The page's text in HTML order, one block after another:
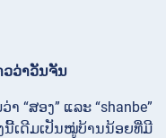
ວວ່າວັນຈັນ
“ສອງ” ແລະ “shanbe”
ນີ້ເດີມເປັນໝູ່ບ້ານນ້ອຍທີ່ມີ